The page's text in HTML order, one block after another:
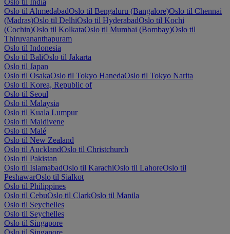
Oslo til AhmedabadOslo til Bengaluru (Bangalore)Oslo til Chennai
(Madras)Oslo til DelhiOslo til HyderabadOslo til Kochi
(Cochin)Oslo til KolkataOslo til Mumbai (Bombay)Oslo til
Thiruvananthapuram
Oslo til Indonesia
Oslo til BaliOslo til Jakarta
Oslo til Japan
Oslo til OsakaOslo til Tokyo HanedaOslo til Tokyo Narita
Oslo til Korea, Republic of
Oslo til Seoul
Oslo til Malaysia
Oslo til Kuala Lumpur
Oslo til Maldivene
Oslo til Malé
Oslo til New Zealand
Oslo til AucklandOslo til Christchurch
Oslo til Pakistan
Oslo til IslamabadOslo til KarachiOslo til LahoreOslo til
PeshawarOslo til Sialkot
Oslo til Philippines
Oslo til CebuOslo til ClarkOslo til Manila
Oslo til Seychelles
Oslo til Seychelles
Oslo til Singapore
Oslo til Singapore